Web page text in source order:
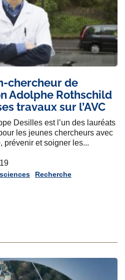
chercheur de
Adolphe Rothschild
travaux sur l’AVC
Desilles est l’un des lauréats
les jeunes chercheurs avec
prévenir et soigner les...
Recherche